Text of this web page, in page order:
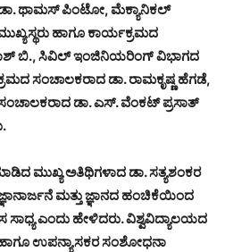
ಡಾ. ಥಾಮಸ್ ಪಿಂಟೋ, ಮೆಕ್ಯಾನಿಕಲ್
ಹಾಗೂ ಕಾರ್ಯಕ್ರಮದ
ಬಿ., ಸಿವಿಲ್ ಇಂಜಿನಿಯರಿಂಗ್ ವಿಭಾಗದ
ಸಂಚಾಲಕರಾದ ಡಾ. ರಾಮಕೃಷ್ಣ ಹೆಗಡೆ,
ಡಾ. ಎಸ್. ವೆಂಕಟ್ ಪ್ರಸಾತ್
ಮುಖ್ಯ ಅತಿಥಿಗಳಾದ ಡಾ. ಸತ್ಯಶಂಕರ
ಮತ್ತು ಜ್ಞಾನದ ಹಂಚಿಕೆಯಿಂದ
ಎಂದು ಹೇಳಿದರು. ವಿಶ್ವವಿದ್ಯಾಲಯದ
ಉಪನ್ಯಾಸಕರ ಸಂಶೋಧನಾ